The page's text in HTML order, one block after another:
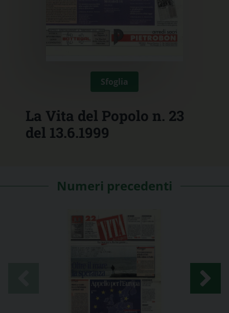
Sfoglia
La Vita del Popolo n. 23
del 13.6.1999
Numeri precedenti